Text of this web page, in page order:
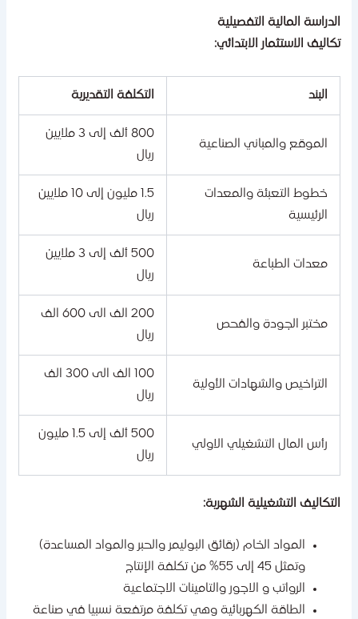
المالية التفصيلية
الاستثمار الابتدائي:
التكلفة التقديرية
الموقع والمباني الصناعية
800 ألف إلى 3 ملايين
خطوط التعبئة والمعدات
الرئيسية
1.5 مليون إلى 10 ملايين
معدات الطباعة
500 ألف إلى 3 ملايين
مختبر الجودة والفحص
200 الف الى 600 الف
التراخيص والشهادات الأولية
100 الف الى 300 الف
رأس المال التشغيلي الاولي
500 ألف إلى 1.5 مليون
التشغيلية الشهرية:
المواد الخام (رقائق البوليمر والحبر والمواد المساعدة)
وتمثل 45 إلى 55% من تكلفة الإنتاج
الرواتب و الاجور والتامينات الاجتماعية
الطاقة الكهربائية وهي تكلفة مرتفعة نسبيا في صناعة